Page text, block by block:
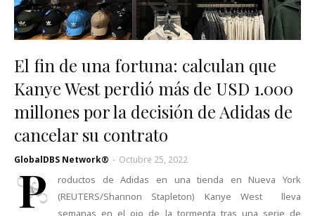
El fin de una fortuna: calculan que
Kanye West perdió más de USD 1.000
millones por la decisión de Adidas de
cancelar su contrato
GlobalDBS Network® - Octubre 25, 2022
P
roductos de Adidas en una tienda en Nueva York
(REUTERS/Shannon Stapleton) Kanye West lleva
semanas en el ojo de la tormenta tras una serie de